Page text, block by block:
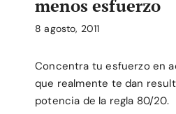
menos esfuerzo
8 agosto, 2011
Concentra tu esfuerzo en
que realmente te dan
potencia de la regla 80/20.